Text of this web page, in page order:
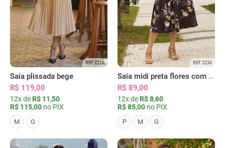
REF 2216
Saia plissada bege
R$ 119,00
12x de R$ 11,50
R$ 115,00 no PIX
M G
REF 2230
Saia midi preta flores com bolsos
R$ 89,00
12x de R$ 8,60
R$ 85,00 no PIX
P M G